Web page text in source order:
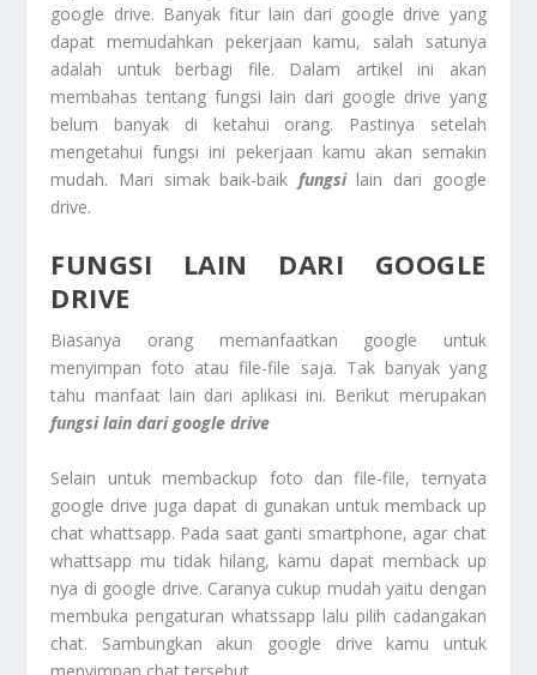
google drive. Banyak fitur lain dari google drive yang
dapat memudahkan pekerjaan kamu, salah satunya
adalah untuk berbagi file. Dalam artikel ini akan
membahas tentang fungsi lain dari google drive yang
belum banyak di ketahui orang. Pastinya setelah
mengetahui fungsi ini pekerjaan kamu akan semakin
mudah. Mari simak baik-baik fungsilain dari google
drive.
FUNGSI LAIN DARI GOOGLE
DRIVE
Biasanya orang memanfaatkan google untuk
menyimpan foto atau file-file saja. Tak banyak yang
tahu manfaat lain dari aplikasi ini. Berikut merupakan
fungsi lain dari google drive
Selain untuk membackup foto dan file-file, ternyata
google drive juga dapat di gunakan untuk memback up
chat whattsapp. Pada saat ganti smartphone, agar chat
whattsapp mu tidak hilang, kamu dapat memback up
nya di google drive. Caranya cukup mudah yaitu dengan
membuka pengaturan whatssapp lalu pilih cadangakan
chat. Sambungkan akun google drive kamu untuk